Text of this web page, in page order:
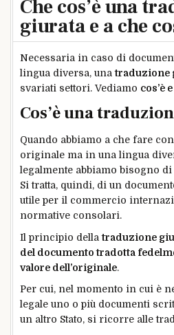
Che cos’è una
giurata e a che
Necessaria in caso di
lingua diversa, unatraduzione
svariati settori. Vediamo cos’è
Cos’è una
Quando abbiamo a che fare
originale ma in una lingua
legalmente abbiamo bisogno
Si tratta, quindi, di un
utile per il commercio
normative consolari.
Il principio dellatraduzione
del documento tradotta
valore dell’originale.
Per cui, nel momento in cui è
legale uno o più documenti
un altro Stato, si ricorre alle